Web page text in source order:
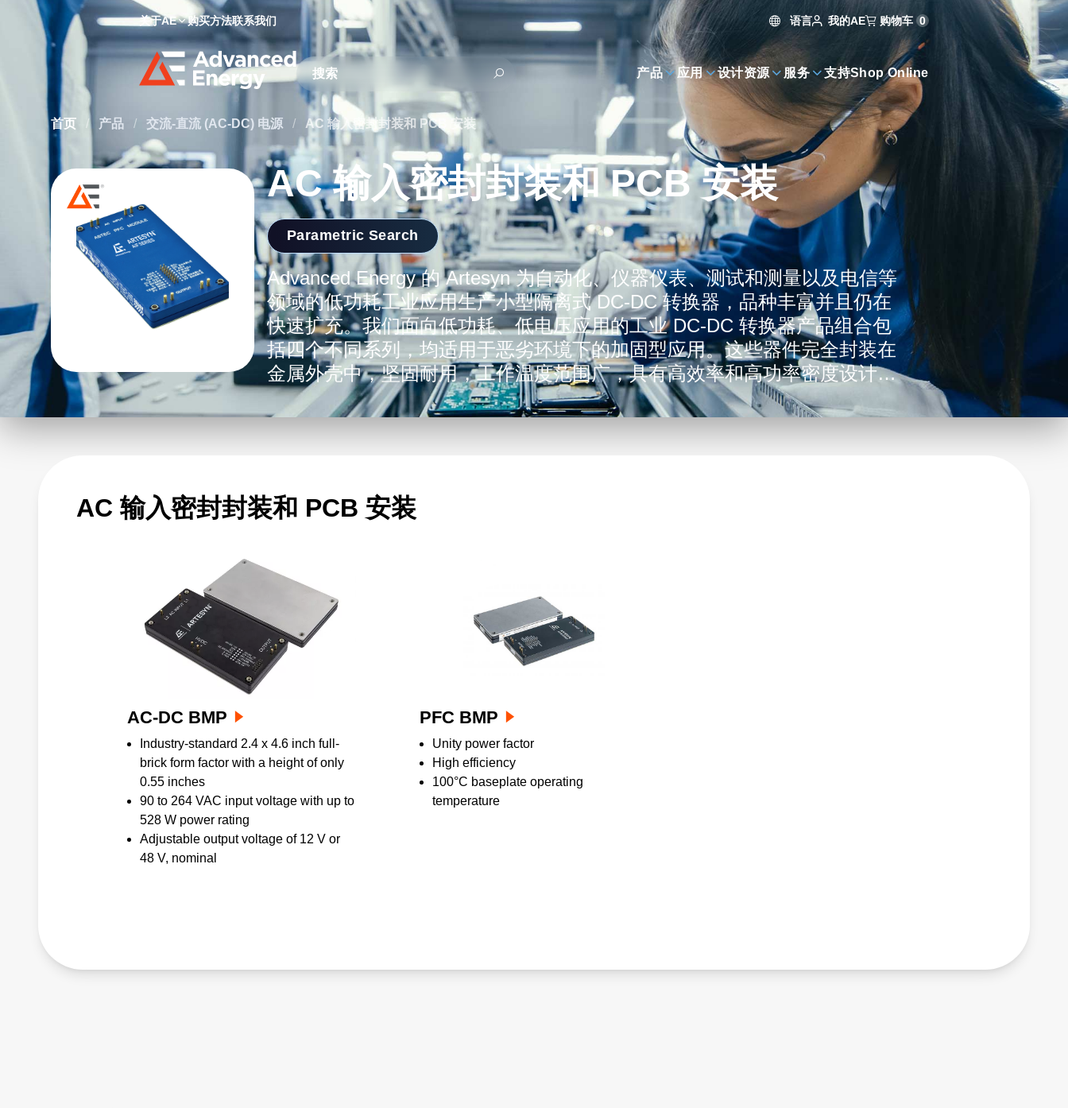
关于AE 购买方法联系我们 语言 我的AE 购物车 0
Site Search
产品 应用 设计资源 服务 支持Shop Online
首页 / 产品 / 交流-直流 (AC-DC) 电源 / AC 输入密封封装和 PCB 安装
AC 输入密封封装和 PCB 安装
Parametric Search
Advanced Energy 的 Artesyn 为自动化、仪器仪表、测试和测量以及电信等
领域的低功耗工业应用生产小型隔离式 DC-DC 转换器，品种丰富并且仍在
快速扩充。我们面向低功耗、低电压应用的工业 DC-DC 转换器产品组合包
括四个不同系列，均适用于恶劣环境下的加固型应用。这些器件完全封装在
金属外壳中，坚固耐用，工作温度范围广，具有高效率和高功率密度设计。
这些转换器的额定功率从 3 W 到 50 W 不等，单路和双路输出电压从 +/-15
V 到 24 V 不等，输入电压范宽围，可最大限度提高设计的灵活性。
AC 输入密封封装和 PCB 安装
AC-DC BMP
Industry-standard 2.4 x 4.6 inch full-
brick form factor with a height of only
0.55 inches
90 to 264 VAC input voltage with up to
528 W power rating
Adjustable output voltage of 12 V or
48 V, nominal
PFC BMP
Unity power factor
High efficiency
100°C baseplate operating
temperature